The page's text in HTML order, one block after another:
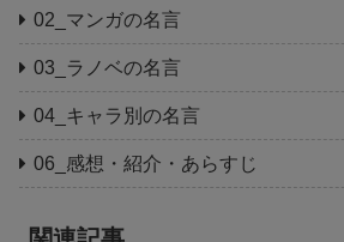
02_マンガの名言
03_ラノベの名言
04_キャラ別の名言
06_感想・紹介・あらすじ